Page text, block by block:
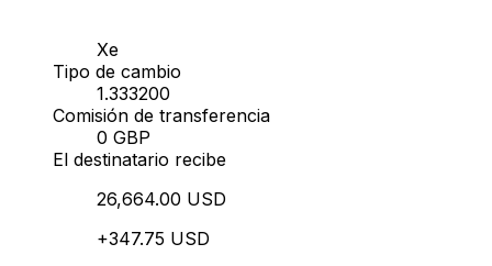
Xe
Tipo de cambio
1.333200
Comisión de transferencia
0 GBP
El destinatario recibe
26,664.00 USD
+347.75 USD